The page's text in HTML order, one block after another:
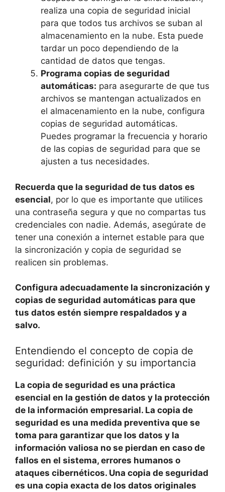
realiza una copia de seguridad inicial
para que todos tus archivos se suban al
almacenamiento en la nube. Esta puede
tardar un poco dependiendo de la
cantidad de datos que tengas.
Programa copias de seguridad
automáticas: para asegurarte de que tus
archivos se mantengan actualizados en
el almacenamiento en la nube, configura
copias de seguridad automáticas.
Puedes programar la frecuencia y horario
de las copias de seguridad para que se
ajusten a tus necesidades.
Recuerda que la seguridad de tus datos es
esencial, por lo que es importante que utilices
una contraseña segura y que no compartas tus
credenciales con nadie. Además, asegúrate de
tener una conexión a internet estable para que
la sincronización y copia de seguridad se
realicen sin problemas.
Configura adecuadamente la sincronización y
copias de seguridad automáticas para que
tus datos estén siempre respaldados y a
salvo.
Entendiendo el concepto de copia de
seguridad: definición y su importancia
La copia de seguridad es una práctica
esencial en la gestión de datos y la protección
de la información empresarial. La copia de
seguridad es una medida preventiva que se
toma para garantizar que los datos y la
información valiosa no se pierdan en caso de
fallos en el sistema, errores humanos o
ataques cibernéticos. Una copia de seguridad
es una copia exacta de los datos originales